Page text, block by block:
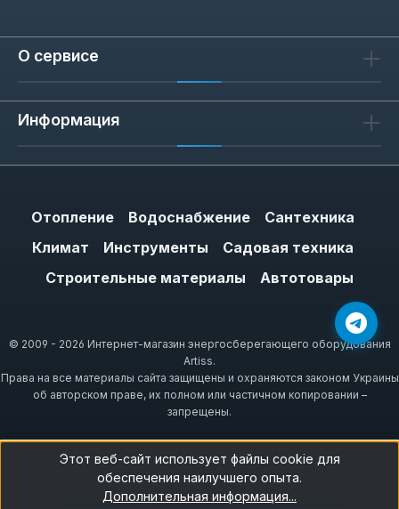
О сервисе
Информация
Отопление Водоснабжение
Сантехника
Климат
Инструменты
Садовая техника
Строительные материалы
Автотовары
© 2009 - 2026 Интернет-магазин энергосберегающего оборудования
Artiss.
Права на все материалы сайта защищены и охраняются законом Украины
об авторском праве, их полном или частичном копировании –
запрещены.
Этот веб-сайт использует файлы cookie для
обеспечения наилучшего опыта.
Дополнительная информация...